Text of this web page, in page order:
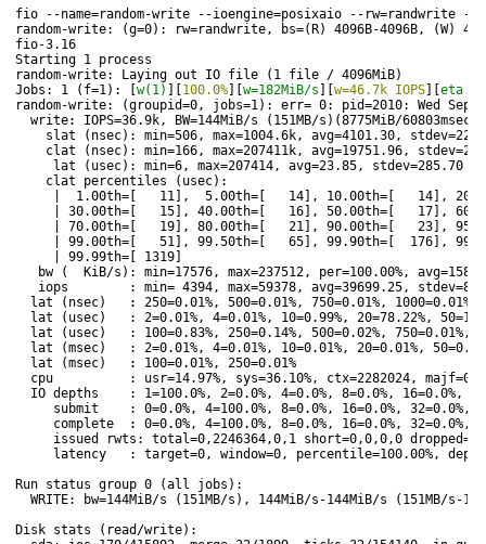
fio --name=random-write --ioengine=posixaio --rw=randwrite
random-write: (g=0): rw=randwrite, bs=(R) 4096B-4096B, (W)
fio-3.16
Starting 1 process
random-write: Laying out IO file (1 file / 4096MiB)
Jobs: 1 (f=1): [ w(1) 100.0% w=182MiB/s w=46.7k IOPS
eta
random-write: (groupid=0, jobs=1): err= 0: pid=2010: Wed Sep
write: IOPS=36.9k, BW=144MiB/s (151MB/s)(8775MiB/
slat (nsec): min=506, max=1004.6k, avg=4101.30,
clat (nsec): min=166, max=207411k, avg=19751.96,
lat (usec): min=6, max=207414, avg=23.85, stdev=285.70
clat percentiles (usec):
|  1.00th=[   11],  5.00th=[   14], 10.00th=[   14],
| 30.00th=[   15], 40.00th=[   16], 50.00th=[   17],
| 70.00th=[   19], 80.00th=[   21], 90.00th=[   23],
| 99.00th=[   51], 99.50th=[   65], 99.90th=[  176],
| 99.99th=[ 1319]
bw (  KiB/s): min=17576, max=237512, per=100.00%,
iops        : min= 4394, max=59378, avg=39699.25,
lat (nsec)   : 250=0.01%, 500=0.01%, 750=0.01%, 1000=0.01%
lat (usec)   : 2=0.01%, 4=0.01%, 10=0.99%, 20=78.22%,
lat (usec)   : 100=0.83%, 250=0.14%, 500=0.02%, 750=0.01%,
lat (msec)   : 2=0.01%, 4=0.01%, 10=0.01%, 20=0.01%,
lat (msec)   : 100=0.01%, 250=0.01%
cpu          : usr=14.97%, sys=36.10%, ctx=2282024, majf=0,
IO depths    : 1=100.0%, 2=0.0%, 4=0.0%, 8=0.0%, 16=0.0%,
submit    : 0=0.0%, 4=100.0%, 8=0.0%, 16=0.0%, 32=0.0%,
complete  : 0=0.0%, 4=100.0%, 8=0.0%, 16=0.0%, 32=0.0%,
issued rwts: total=0,2246364,0,1 short=0,0,0,0
latency   : target=0, window=0, percentile=100.00%,
Run status group 0 (all jobs):
WRITE: bw=144MiB/s (151MB/s), 144MiB/s-144MiB/s (151MB/s-
Disk stats (read/write):